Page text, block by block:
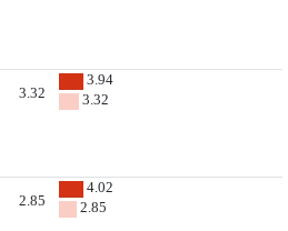
3.32
3.94
3.32
2.85
4.02
2.85